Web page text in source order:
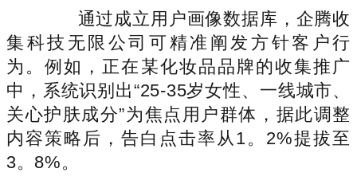
通过成立用户画像数据库，企腾收
集科技无限公司可精准阐发方针客户行
为。例如，正在某化妆品品牌的收集推广
中，系统识别出“25-35岁女性、一线城市、
关心护肤成分”为焦点用户群体，据此调整
内容策略后，告白点击率从1。2%提拔至
3。8%。